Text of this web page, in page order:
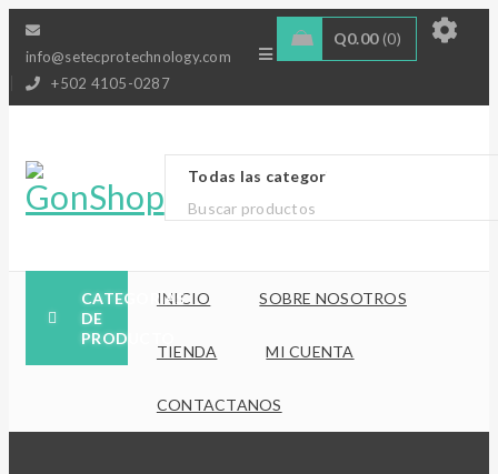
info@setecprotechnology.com
+502 4105-0287
Q0.00 0
CATEGORÍAS
DE
PRODUCTO
INICIO SOBRE NOSOTROS
TIENDA MI CUENTA
CONTACTANOS